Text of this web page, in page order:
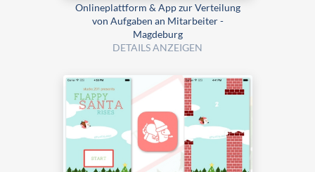
Onlineplattform & App zur Verteilung
von Aufgaben an Mitarbeiter -
Magdeburg
DETAILS ANZEIGEN